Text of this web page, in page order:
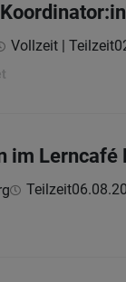
Vollzeit | Teilzeit
im Lerncafé
Teilzeit